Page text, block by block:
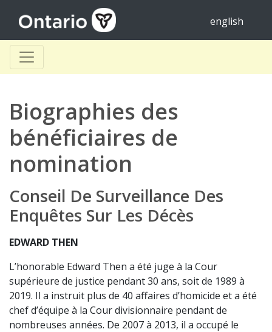
english
Biographies des
bénéficiaires de
nomination
Conseil De Surveillance Des
Enquêtes Sur Les Décès
EDWARD THEN
L’honorable Edward Then a été juge à la Cour
supérieure de justice pendant 30 ans, soit de 1989 à
2019. Il a instruit plus de 40 affaires d’homicide et a été
chef d’équipe à la Cour divisionnaire pendant de
nombreuses années. De 2007 à 2013, il a occupé le